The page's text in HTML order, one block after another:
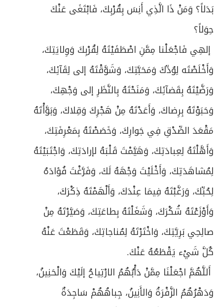
بَدَلاً؟ وَمَنْ ذَا الَّذِي أَنِسَ بِقُرْبِكَ، فَابْتَغَى عَنْكَ
حِوَلاً؟
إلهِي فَاجْعَلْنا مِمَّنِ اصْطَفَيْتَهُ لِقُرْبِكَ وَوِلايَتِكَ،
وَأَخْلَصْتَه لِوُدِّكَ وَمَحَبَّتِكَ، وَشَوَّقْتَهُ إلى لِقَآئِكَ،
وَرَضَّيْتَهُ بِقَضآئِكَ، وَمَنَحْتَهُ بِالنَّظَرِ إلى وَجْهِكَ،
وَحَبَوْتَهُ بِرِضاكَ، وَأَعَدْتَهُ مِنْ هَجْرِكَ وَقِلاكَ، وَبَوَّأْتَهُ
مَقْعَدَ الصِّدْقِ فِي جَوارِكَ، وَخَصَصْتَهُ بِمَعْرِفَتِكَ،
وَأَهَّلْتَهُ لِعِبادَتِكَ، وَهَيَّمْتَ قَلْبَهُ لإرادَتِكَ، وَاجْتَبَيْتَهُ
لِمُشاهَدَتِكَ، وَأَخْلَيْتَ وَجْهَهُ لَكَ، وَفَرَّغْتَ فُؤادَهُ
لِحُبِّكَ، وَرَغَّبْتَهُ فِيمَا عِنْدَكَ، وَأَلْهَمْتَهُ ذِكْرَكَ،
وَأَوْزَعْتَهُ شُكْرَكَ، وَشَغَلْتَهُ بِطاعَتِكَ، وَصَيَّرْتَهُ مِنْ
صالِحِي بَرِيَّتِكَ، وَاخْتَرْتَهُ لِمُناجاتِكَ، وَقَطَعْتَ عَنْهُ
كُلَّ شَيْء يَقْطَعُهُ عَنْكَ.
أَللَّهُمَّ اجْعَلْنَا مِمَّنْ دَأْبُهُمُ الارْتِياحُ إلَيْكَ وَالْحَنِينُ،
وَدَهْرُهُمُ الزَّفْرَةُ وَالأَنِينُ، جِباهُهُمْ سَاجِدَةٌ